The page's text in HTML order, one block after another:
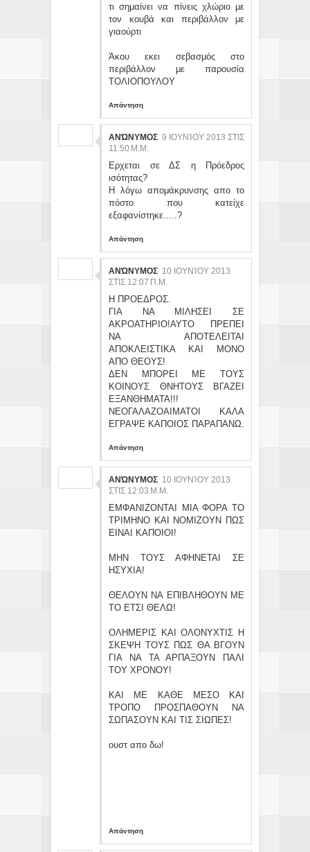
τι σημαίνει να πίνεις χλώριο με
τον κουβά και περιβάλλον με
γιαούρτι
Άκου εκει σεβασμός στο
περιβάλλον με παρουσία
ΤΟΛΙΟΠΟΥΛΟΥ
Απάντηση
ΑΝΏΝΥΜΟΣ 9 ΙΟΥΝΊΟΥ 2013 ΣΤΙΣ
11:50 Μ.Μ.
Ερχεται σε ΔΣ η Πρόεδρος
ισότητας?
Η λόγω απομάκρυνσης απο το
πόστο που κατείχε
εξαφανίστηκε.....?
Απάντηση
ΑΝΏΝΥΜΟΣ 10 ΙΟΥΝΊΟΥ 2013
ΣΤΙΣ 12:07 Π.Μ.
Η ΠΡΟΕΔΡΟΣ.
ΓΙΑ ΝΑ ΜΙΛΗΣΕΙ ΣΕ
ΑΚΡΟΑΤΗΡΙΟ!ΑΥΤΟ ΠΡΕΠΕΙ
ΝΑ ΑΠΟΤΕΛΕΙΤΑΙ
ΑΠΟΚΛΕΙΣΤΙΚΑ ΚΑΙ ΜΟΝΟ
ΑΠΟ ΘΕΟΥΣ!
ΔΕΝ ΜΠΟΡΕΙ ΜΕ ΤΟΥΣ
ΚΟΙΝΟΥΣ ΘΝΗΤΟΥΣ ΒΓΑΖΕΙ
ΕΞΑΝΘΗΜΑΤΑ!!!
ΝΕΟΓΑΛΑΖΟΑΙΜΑΤΟΙ ΚΑΛΑ
ΕΓΡΑΨΕ ΚΑΠΟΙΟΣ ΠΑΡΑΠΑΝΩ.
Απάντηση
ΑΝΏΝΥΜΟΣ 10 ΙΟΥΝΊΟΥ 2013
ΣΤΙΣ 12:03 Μ.Μ.
ΕΜΦΑΝΙΖΟΝΤΑΙ ΜΙΑ ΦΟΡΑ ΤΟ
ΤΡΙΜΗΝΟ ΚΑΙ ΝΟΜΙΖΟΥΝ ΠΩΣ
ΕΙΝΑΙ ΚΑΠΟΙΟΙ!
ΜΗΝ ΤΟΥΣ ΑΦΗΝΕΤΑΙ ΣΕ
ΗΣΥΧΙΑ!
ΘΕΛΟΥΝ ΝΑ ΕΠΙΒΛΗΘΟΥΝ ΜΕ
ΤΟ ΕΤΣΙ ΘΕΛΩ!
ΟΛΗΜΕΡΙΣ ΚΑΙ ΟΛΟΝΥΧΤΙΣ Η
ΣΚΕΨΗ ΤΟΥΣ ΠΩΣ ΘΑ ΒΓΟΥΝ
ΓΙΑ ΝΑ ΤΑ ΑΡΠΑΞΟΥΝ ΠΑΛΙ
ΤΟΥ ΧΡΟΝΟΥ!
ΚΑΙ ΜΕ ΚΑΘΕ ΜΕΣΟ ΚΑΙ
ΤΡΟΠΟ ΠΡΟΣΠΑΘΟΥΝ ΝΑ
ΣΩΠΑΣΟΥΝ ΚΑΙ ΤΙΣ ΣΙΩΠΕΣ!
ουστ απο δω!
Απάντηση